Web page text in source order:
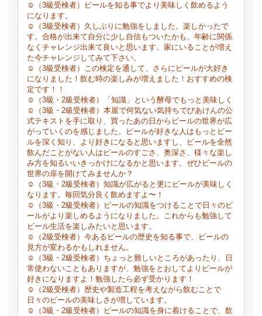
☺（3級受検者）ビールを知る事でより美味しく飲めるよう
になります。
☺（3級受検者）久しぶりに勉強をしました。楽しかったで
す。合格が出来て自分に少し自信もついたかも、年齢に関係
なくチャレンジ出来て良いと思います。家にいることが増え
た今チャレンジしてみて下さい。
☺（3級受検者）この検定を通して、さらにビールが大好き
になりました！飲む時の楽しみが増えました！おすすめの検
定です！！
☺（3級・2級受検者）「知識」という酵母でもっと美味しく
☺（3級・2級受検者）本屋で何気ない気持ちでびあけんの公
式テキストを手に取り、買ったあの日からビールの世界が広
がっていくのを感じました。ビールが好きな人はもっとビー
ルを深く知り、より好きになると思いますし、ビールを全然
飲んだことがない人はビールのすごさ、奥深さ、様々な楽し
み方を知るいいきっかけになるかと思います。ぜひビールの
世界の扉を開けてみませんか？
☺（3級・2級受検者）知識が広がると更にビールが美味しく
なります。毎回気分良く飲めますよ〜！
☺（3級・2級受検者）ビールの知識をつけることで日々のビ
ールがより楽しめるようになりました。これからも勉強して
ビール生活を楽しみたいと思います。
☺（2級受検者）今あるビールの歴史を知る事で、ビールの
見方が変わるかもしれません。
☺（3級・2級受検者）ちょっと難しいところがあったり、日
常使わないこともありますが、勉強をとおしてよりビールが
好きになりますよ！勉強したら必ず受かります！
☺（2級受検者）歴史や製造工程を考えながら飲むことで
日々のビールの美味しさが増しています。
☺（3級・2級受検者）ビールの知識を身に着けることで、飲